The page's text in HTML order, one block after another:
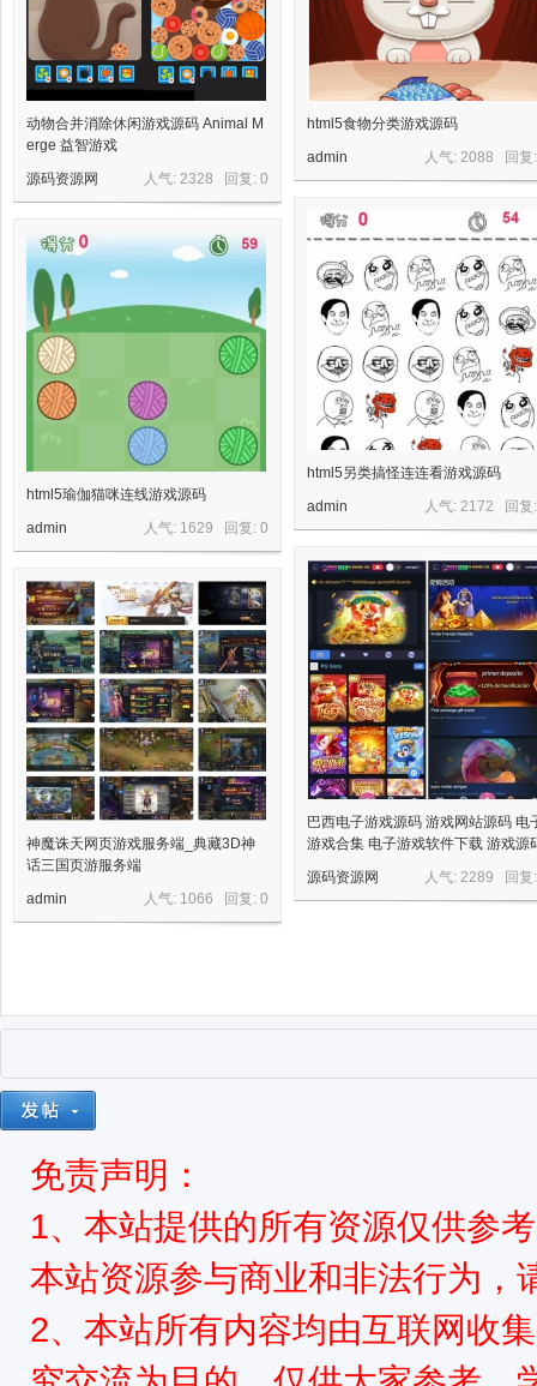
动物合并消除休闲游戏源码 Animal M
erge 益智游戏
人气: 2328 回复: 0
源码资源网
html5食物分类游戏源码
人气: 2088 回
admin
html5另类搞怪连连看游戏源码
人气: 2172 回
admin
html5瑜伽猫咪连线游戏源码
人气: 1629 回复: 0
admin
巴西电子游戏源码 游戏网站源码 电
游戏合集 电子游戏软件下载 游戏源
人气: 2289 回
源码资源网
神魔诛天网页游戏服务端_典藏3D神
话三国页游服务端
人气: 1066 回复: 0
admin
免责声明：
1、本站提供的所有资源仅供参
本站资源参与商业和非法行为，
2、本站所有内容均由互联网收